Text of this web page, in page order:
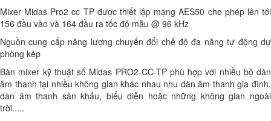
Mixer Midas Pro2 cc TP được thiết lập mạng AES50 cho phép lên tới
156 đầu vào và 164 đầu ra tốc độ mẫu @ 96 kHz
Nguồn cung cấp năng lượng chuyển đổi chế độ đa năng tự động dự
phòng kép
Bàn mixer kỹ thuật số Midas PRO2-CC-TP phù hợp với nhiều bộ dàn
âm thanh tại nhiều không gian khác nhau nhu dàn âm thanh gia đình,
dàn âm thanh sân khấu, biểu diễn hoặc những không gian ngoài
trời.....